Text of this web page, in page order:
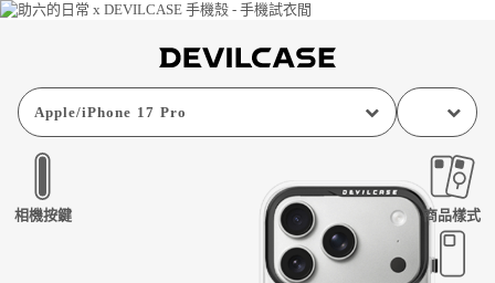
Apple/iPhone 17 Pro
相機按鍵 商品樣式